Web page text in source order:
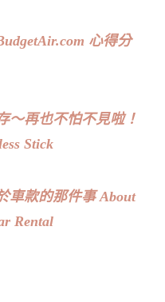
心得分
～再也不怕不見啦！
Stick
車款的那件事 About
Rental